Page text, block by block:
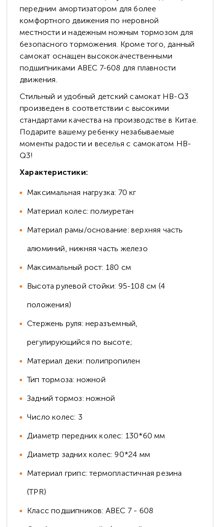
передним амортизатором для более
комфортного движения по неровной
местности и надежным ножным тормозом для
безопасного торможения. Кроме того, данный
самокат оснащен высококачественными
подшипниками ABEC 7-608 для плавности
движения.
Стильный и удобный детский самокат HB-Q3
произведен в соответствии с высокими
стандартами качества на производстве в Китае.
Подарите вашему ребенку незабываемые
моменты радости и веселья с самокатом HB-
Q3!
Характеристики:
Максимальная нагрузка: 70 кг
Материал колес: полиуретан
Материал рамы/основание: верхняя часть
алюминий, нижняя часть железо
Максимальный рост: 180 см
Высота рулевой стойки: 95-108 см (4
положения)
Стержень руля: неразъемный,
регулирующийся по высоте;
Материал деки: полипропилен
Тип тормоза: ножной
Задний тормоз: ножной
Число колес: 3
Диаметр передних колес: 130*60 мм
Диаметр задних колес: 90*24 мм
Материал грипс: термопластичная резина
(TPR)
Класс подшипников: ABEC 7 - 608